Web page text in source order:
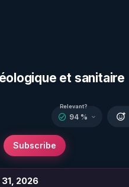
et sanitaire
Subscribe
Relevant?
94 %
2026